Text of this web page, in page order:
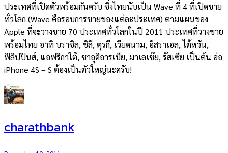
ประเทศที่เปิดตัวพร้อมกันครับ ซึ่งไทยนับเป็น Wave ที่ 4 ที่เปิดขาย
ทั่วโลก (Wave คือรอบการขายของแต่ละประเทศ) ตามแผนของ
Apple ที่จะวางขาย 70 ประเทศทั่วโลกในปี 2011 ประเทศที่วางขาย
พร้อมไทย อาทิ บราซิล, ชิลี, ตุรกี, เวียดนาม, อิสราเอล, ไต้หวัน,
ฟิลิปปินส์, แอฟริกาใต้, ซาอุดิอารเบีย, มาเลเซ๊ย, รัสเซีย เป็นต้น อ่อ
iPhone 4S – S ต้องเป็นตัวใหญ่นะครับ!
charathbank